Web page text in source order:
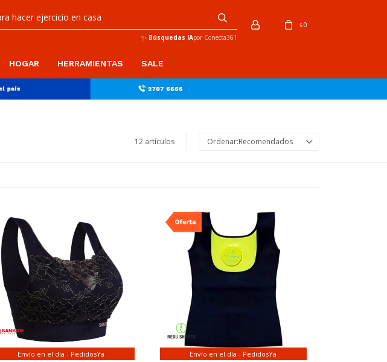
HOGAR HERRAMIENTAS SALE
✨ Búsquedas IApor Conecta361
$0
12 artículos Recomendados
Envío en el día - PedidosYa Envío en el día - PedidosYa